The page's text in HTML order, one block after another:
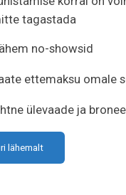
tagastada
no-showsid
ettemaksu omale
ülevaade ja
lähemalt